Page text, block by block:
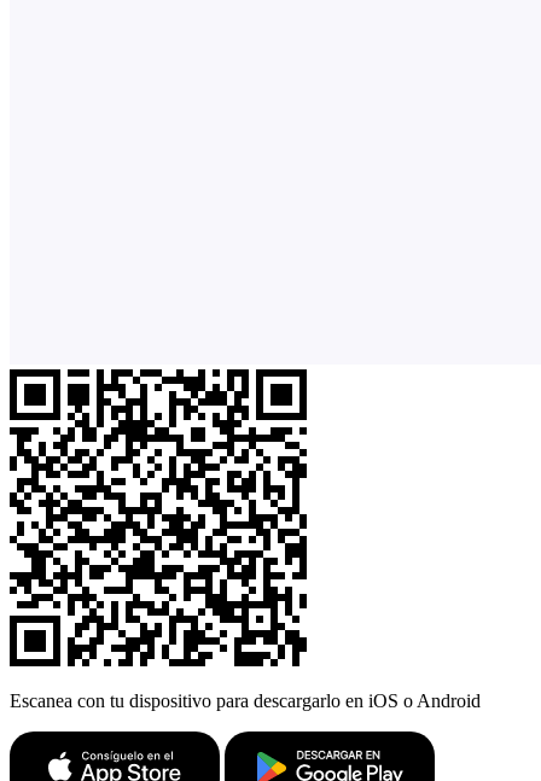
Escanea con tu dispositivo para descargarlo en iOS o Android